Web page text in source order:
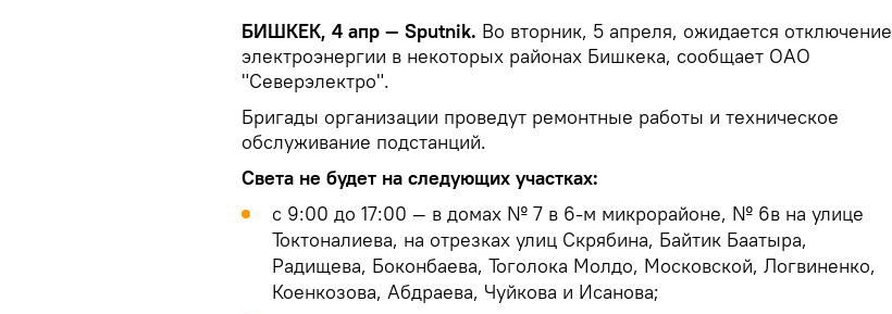
БИШКЕК, 4 апр — Sputnik. Во вторник, 5 апреля, ожидается отключение
электроэнергии в некоторых районах Бишкека, сообщает ОАО
"Северэлектро".
Бригады организации проведут ремонтные работы и техническое
обслуживание подстанций.
Света не будет на следующих участках:
с 9:00 до 17:00 — в домах № 7 в 6-м микрорайоне, № 6в на улице
Токтоналиева, на отрезках улиц Скрябина, Байтик Баатыра,
Радищева, Боконбаева, Тоголока Молдо, Московской, Логвиненко,
Коенкозова, Абдраева, Чуйкова и Исанова;